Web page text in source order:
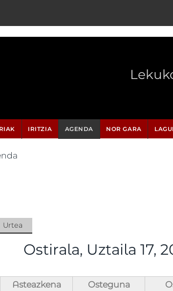
IRITZIA AGENDA NOR GARA
Urtea
Ostirala, Uztaila 17,
Asteazkena Osteguna